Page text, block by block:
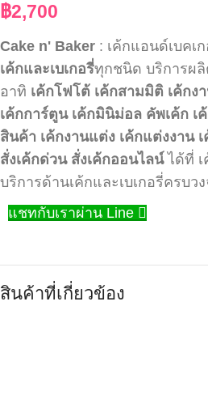
฿2,700
Cake n' Baker : เค้กแอนด์เบคเ
เค้กและเบเกอรี่ทุกชนิด บริการผ
อาทิ เค้กโฟโต้ เค้กสามมิติ เค้กง
เค้กการ์ตูน เค้กมินิม่อล คัพเค้ก เ
สินค้า เค้กงานแต่ง เค้กแต่งงาน
สั่งเค้กด่วน สั่งเค้กออนไลน์ได้ที่ เ
บริการด้านเค้กและเบเกอรี่ครบว
แชทกับเราผ่าน Line
สินค้าที่เกี่ยวข้อง